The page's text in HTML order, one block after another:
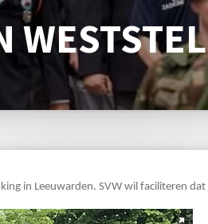
in Leeuwarden. SVW wil faciliteren